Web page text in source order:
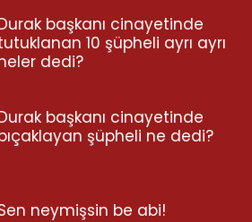
başkanı cinayetinde
10 şüpheli ayrı ayrı
dedi?
başkanı cinayetinde
şüpheli ne dedi?
neymişsin be abi!